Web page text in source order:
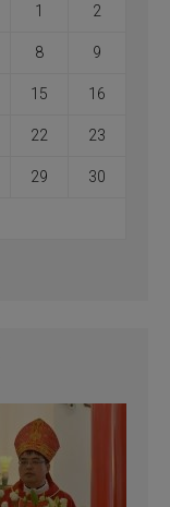
1 2
8 9
15 16
22 23
29 30